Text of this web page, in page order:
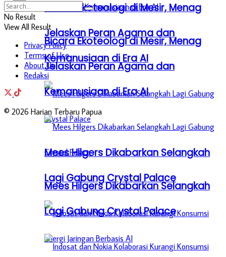
Bicara Ekoteologi di Mesir, Menag
Jelaskan Peran Agama dan
Kemanusiaan di Era AI
Mees Hilgers Dikabarkan Selangkah
Lagi Gabung Crystal Palace
Bicara Ekoteologi di Mesir, Menag
Jelaskan Peran Agama dan
Kemanusiaan di Era AI
Mees Hilgers Dikabarkan Selangkah
Lagi Gabung Crystal Palace
No Result
View All Result
Privacy Policy
Terms of Use
About Us
Redaksi
© 2026 Harian Terbaru Papua